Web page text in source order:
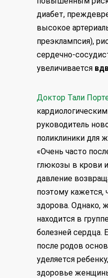
диабет,
высокое
преэклампсия),
сердечно-
увеличивается
Доктор Тали
руководитель
поликлиники для
«Очень часто
глюкозы в крови
давление
поэтому кажется,
здорова. Однако,
находится в
болезней сердца.
после родов
уделяется
здоровье